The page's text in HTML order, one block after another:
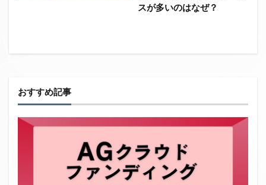
スが多いのはなぜ？
おすすめ記事